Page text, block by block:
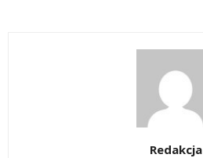
Redakcja